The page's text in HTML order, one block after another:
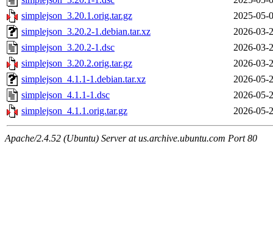
simplejson_3.20.1.orig.tar.gz
2025-05-
simplejson_3.20.2-1.debian.tar.xz
2026-03-
simplejson_3.20.2-1.dsc
2026-03-
simplejson_3.20.2.orig.tar.gz
2026-03-
simplejson_4.1.1-1.debian.tar.xz
2026-05-
simplejson_4.1.1-1.dsc
2026-05-
simplejson_4.1.1.orig.tar.gz
2026-05-
Apache/2.4.52 (Ubuntu) Server at us.archive.ubuntu.com Port 80